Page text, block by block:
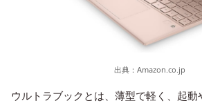
出典： Amazon.co.jp
ウルトラブックとは、薄型で軽く、起動